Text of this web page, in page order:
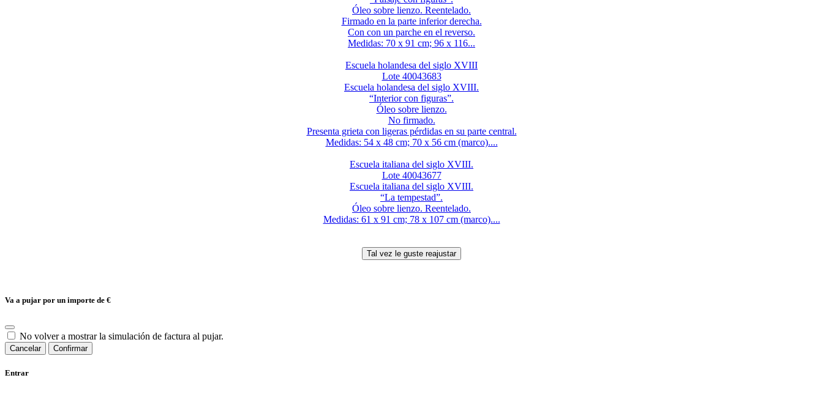
Óleo sobre lienzo. Reentelado.
Firmado en la parte inferior derecha.
Con con un parche en el reverso.
Medidas: 70 x 91 cm; 96 x 116...
Escuela holandesa del siglo XVIII
Lote 40043683
Escuela holandesa del siglo XVIII.
“Interior con figuras”.
Óleo sobre lienzo.
No firmado.
Presenta grieta con ligeras pérdidas en su parte central.
Medidas: 54 x 48 cm; 70 x 56 cm (marco)....
Escuela italiana del siglo XVIII.
Lote 40043677
Escuela italiana del siglo XVIII.
“La tempestad”.
Óleo sobre lienzo. Reentelado.
Medidas: 61 x 91 cm; 78 x 107 cm (marco)....
Va a pujar por un importe de €
No volver a mostrar la simulación de factura al pujar.
Cancelar Confirmar
Entrar